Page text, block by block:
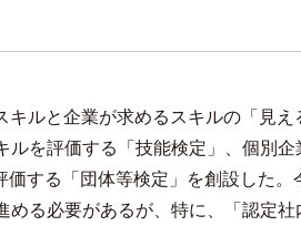
ルと企業が求めるスキルの「見
を評価する「技能検定」、個別
する「団体等検定」を創設した
る必要があるが、特に、「認定